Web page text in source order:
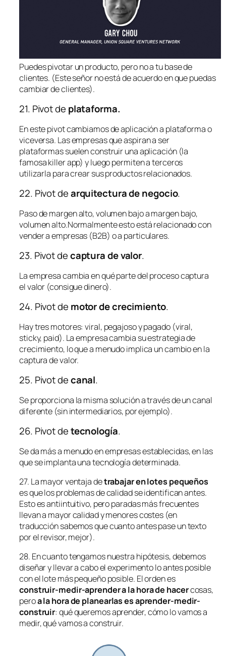
Puedes pivotar un producto, pero no a tu base de
clientes. (Este señor no está de acuerdo en que puedas
cambiar de clientes).
21. Pivot de plataforma.
En este pivot cambiamos de aplicación a plataforma o
viceversa. Las empresas que aspiran a ser
plataformas suelen construir una aplicación (la
famosa killer app) y luego permiten a terceros
utilizarla para crear sus productos relacionados.
22. Pivot dearquitectura de negocio.
Paso de margen alto, volumen bajo a margen bajo,
volumen alto.Normalmente esto está relacionado con
vender a empresas (B2B) o a particulares.
23. Pivot decaptura de valor.
La empresa cambia en qué parte del proceso captura
el valor (consigue dinero).
24. Pivot de motor de crecimiento.
Hay tres motores: viral, pegajosoy pagado (viral,
sticky, paid). La empresa cambia su estrategia de
crecimiento, lo que a menudo implica un cambio en la
captura de valor.
25. Pivot decanal.
Se proporciona la misma solución a través de un canal
diferente (sin intermediarios, por ejemplo).
26. Pivot detecnología.
Se da más a menudo en empresas establecidas, en las
que se implanta una tecnología determinada.
27. La mayor ventaja detrabajar en lotes pequeños
es que los problemas de calidad se identifican antes.
Esto es antiintuitivo, pero paradas más frecuentes
llevan a mayor calidad y menores costes (en
traducción sabemos que cuanto antes pase un texto
por el revisor, mejor).
28. En cuanto tengamos nuestra hipótesis, debemos
diseñar y llevar a cabo el experimento lo antes posible
con el lote más pequeño posible. El orden es
construir-medir-aprender a la hora de hacercosas,
peroa la hora de planearlas es aprender-medir-
construir: qué queremos aprender, cómo lo vamos a
medir, qué vamos a construir.